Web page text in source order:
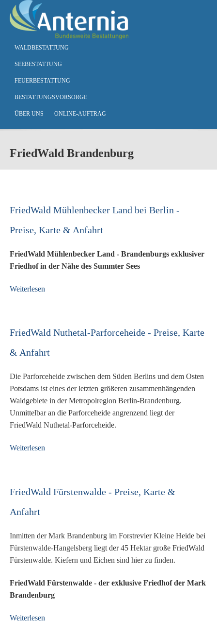
Skip to main content
WALDBESTATTUNG
SEEBESTATTUNG
FEUERBESTATTUNG
BESTATTUNGSVORSORGE
ÜBER UNS ONLINE-AUFTRAG
FriedWald Brandenburg
FriedWald Mühlenbecker Land bei Berlin -
Preise, Karte & Anfahrt
FriedWald Mühlenbecker Land - Brandenburgs exklusiver
Friedhof in der Nähe des Summter Sees
Weiterlesen
FriedWald Nuthetal-Parforceheide - Preise, Karte
& Anfahrt
Die Parforceheide zwischen dem Süden Berlins und dem Osten
Potsdams ist eines der letzten größeren zusammenhängenden
Waldgebiete in der Metropolregion Berlin-Brandenburg.
Unmittelbar an die Parforceheide angrenzend liegt der
FriedWald Nuthetal-Parforceheide.
Weiterlesen
FriedWald Fürstenwalde - Preise, Karte &
Anfahrt
Inmitten der Mark Brandenburg im Forstrevier Kleine Heide bei
Fürstenwalde-Hangelsberg liegt der 45 Hektar große FriedWald
Fürstenwalde. Kiefern und Eichen sind hier zu finden.
FriedWald Fürstenwalde - der exklusive Friedhof der Mark
Brandenburg
Weiterlesen